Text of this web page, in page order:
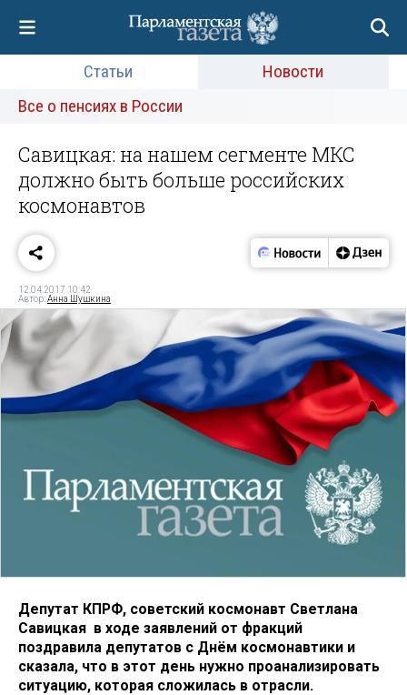
Статьи
Новости
Все о пенсиях в России
Савицкая: на нашем сегменте МКС
должно быть больше российских
космонавтов
12.04.2017 10:42
Автор:Анна Шушкина
Депутат КПРФ, советский космонавт Светлана
Савицкая в ходе заявлений от фракций
поздравила депутатов с Днём космонавтики и
сказала, что в этот день нужно проанализировать
ситуацию, которая сложилась в отрасли.